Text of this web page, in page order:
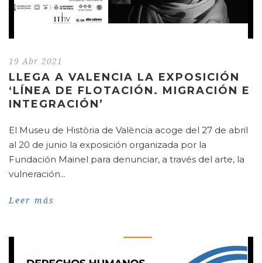
19 Abr 2021
LLEGA A VALENCIA LA EXPOSICIÓN
‘LÍNEA DE FLOTACIÓN. MIGRACIÓN E
INTEGRACIÓN’
El Museu de Història de València acoge del 27 de abril
al 20 de junio la exposición organizada por la
Fundación Mainel para denunciar, a través del arte, la
vulneración...
Leer más